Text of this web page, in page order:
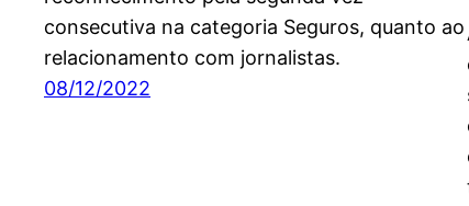
consecutiva na categoria Seguros, quanto ao
relacionamento com jornalistas.
08/12/2022